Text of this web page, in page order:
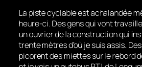
La piste cyclable est achalandée
heure-ci. Des gens qui vont
un ouvrier de la construction qui
trente mètres d’où je suis assis.
picorent des miettes sur le rebord